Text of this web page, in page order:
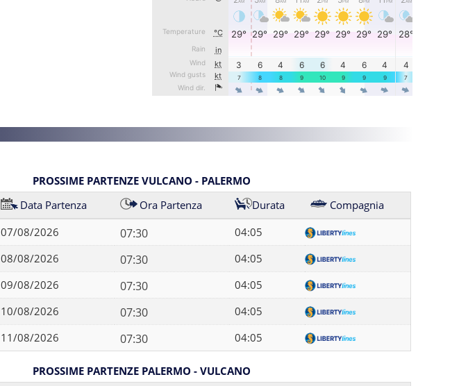
PROSSIME PARTENZE VULCANO - PALERMO
Data Partenza Ora Partenza Durata
Compagnia
07/08/2026 07:30
04:05
08/08/2026 07:30
04:05
09/08/2026 07:30
04:05
10/08/2026 07:30
04:05
11/08/2026 07:30 04:05
PROSSIME PARTENZE PALERMO - VULCANO